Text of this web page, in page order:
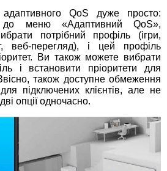
QoS дуже просто:
до меню «Адаптивний QoS»,
потрібний профіль (ігри,
веб-перегляд), і цей профіль
Ви також можете вибрати
і встановити пріоритети для
також доступне обмеження
для підключених клієнтів, але не
опції одночасно.